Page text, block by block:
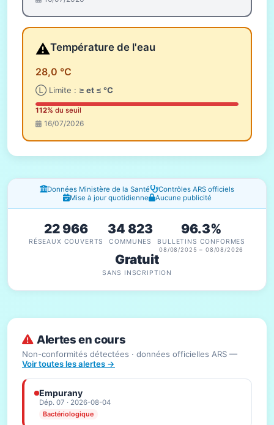
⚠️Température de l'eau
28,0 °C
Ⓛ Limite : ≥ et ≤ °C
112% du seuil
16/07/2026
Fenêtres d'information
Données Ministère de la Santé
Contrôles ARS officiels
Mise à jour quotidienne
Aucune publicité
22 966
RÉSEAUX COUVERTS
34 823
COMMUNES
96.3%
BULLETINS CONFORMES
08/08/2025 – 08/08/2026
Gratuit
SANS INSCRIPTION
Alertes en cours
Non-conformités détectées · données officielles ARS —
Voir toutes les alertes →
Empurany
Dép. 07 · 2026-08-04
Bactériologique